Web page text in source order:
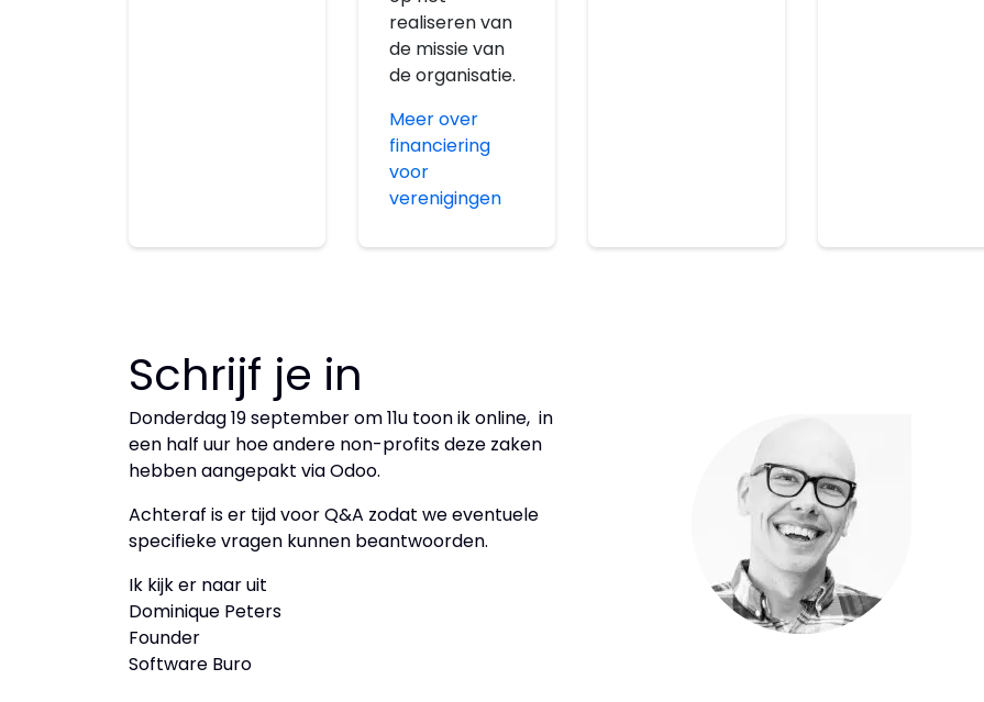
realiseren van
de missie van
de organisatie.
Meer over
financiering
voor
verenigingen
Schrijf je in
Donderdag 19 september om 11u toon ik online, in
een half uur hoe andere non-profits deze zaken
hebben aangepakt via Odoo.
Achteraf is er tijd voor Q&A zodat we eventuele
specifieke vragen kunnen beantwoorden.
Ik kijk er naar uit
Dominique Peters
Founder
Software Buro